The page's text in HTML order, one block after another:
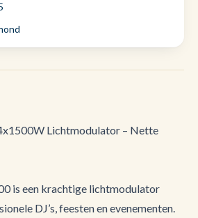
Lichtmodulator – Nette
is een krachtige lichtmodulator
DJ’s, feesten en evenementen.